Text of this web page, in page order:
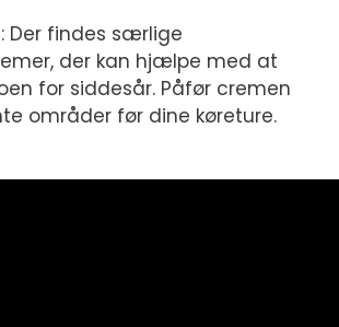
Der findes særlige
der kan hjælpe med at
for siddesår. Påfør cremen
områder før dine køreture.